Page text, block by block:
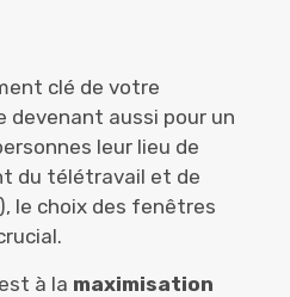
clé de votre
devenant aussi pour un
leur lieu de
du télétravail et de
le choix des fenêtres
à la maximisation